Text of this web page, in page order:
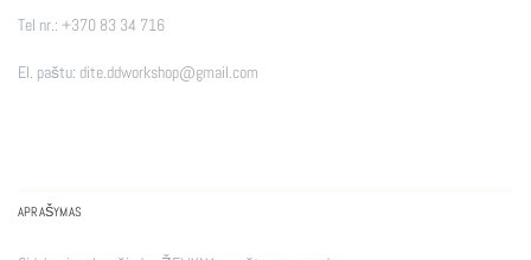
Tel nr.: +370 83 34 716
El. paštu: dite.ddworkshop@gmail.com
APRAŠYMAS